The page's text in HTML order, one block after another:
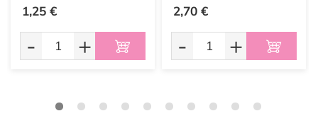
1,25 €
- +
2,70 €
- +